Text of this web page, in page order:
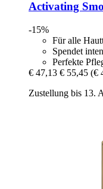
Activating
-15%
Für alle
Spendet
Perfekte
€ 47,13 € 55,45 (€
Zustellung bis 13.